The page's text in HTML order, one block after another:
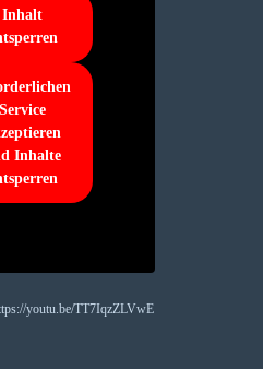
Inhalt
Service
Inhalte